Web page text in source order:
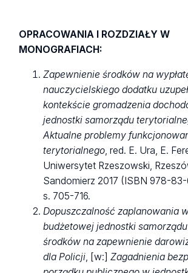
OPRACOWANIA I ROZDZIAŁY W
MONOGRAFIACH:
Zapewnienie środków na
nauczycielskiego dodatku
kontekście gromadzenia
jednostki samorządu
Aktualne problemy
terytorialnego, red. E. Ura, E.
Uniwersytet Rzeszowski,
Sandomierz 2017 (ISBN 978-
s. 705-716.
Dopuszczalność zaplanowania
budżetowej jednostki
środków na zapewnienie
dla Policji, [w:]Zagadnienia